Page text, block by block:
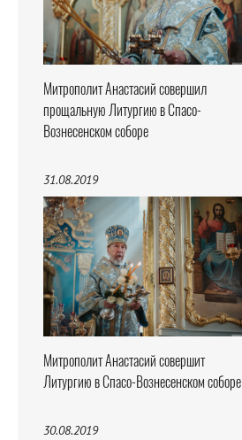
Митрополит Анастасий совершил
прощальную Литургию в Спасо-
Вознесенском соборе
31.08.2019
Митрополит Анастасий совершит
Литургию в Спасо-Вознесенском соборе
30.08.2019